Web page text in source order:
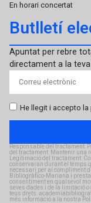
En horari concertat
Butlletí
Apuntat per rebre
directament a la
He llegit i accepto
Responsable del tractament:
del tractament: Mantenir una
Legitimació del tractament:
conservaran durant el temps
necessari per al compliment
Bibliogràfico-Mariana i
consentiment en qualsevol
seves dades i de la limitació
teus drets:
més informació a la nostra